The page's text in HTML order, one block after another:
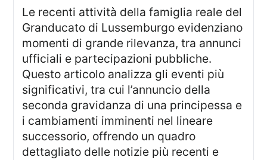
Le recenti attività della famiglia reale del
Granducato di Lussemburgo evidenziano
momenti di grande rilevanza, tra annunci
ufficiali e partecipazioni pubbliche.
Questo articolo analizza gli eventi più
significativi, tra cui l’annuncio della
seconda gravidanza di una principessa e
i cambiamenti imminenti nel lineare
successorio, offrendo un quadro
dettagliato delle notizie più recenti e